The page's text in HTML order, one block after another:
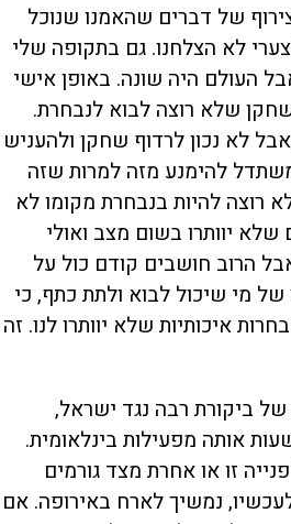
של דברים שהאמנו שנוכל
לא הצלחנו. גם בתקופה שלי
העולם היה שונה. באופן אישי
שלא רוצה לבוא לנבחרת.
אבל לא נכון לרדוף שחקן ולהעניש
להימנע מזה למרות שזה
רוצה להיות בנבחרת מקומו לא
יוותרו בשום מצב ואולי
הרוב חושבים קודם כול על
מי שיכול לבוא ולתת כתף, כי
איכותיות שלא יוותרו לנו. זה
ביקורת רבה נגד ישראל,
אותה מפעילות בינלאומית.
זו או אחרת מצד גורמים
נמשיך לארח באירופה. אם